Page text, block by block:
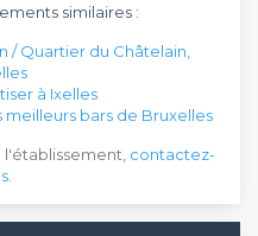
similaires :
/ Quartier du Châtelain,
à Ixelles
meilleurs bars de Bruxelles
contactez-